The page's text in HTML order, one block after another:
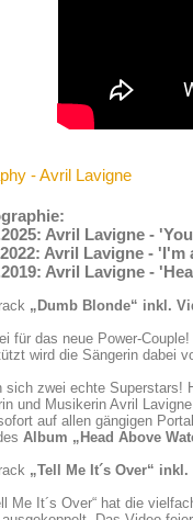
- Avril Lavigne
Avril Lavigne -
Avril Lavigne -
Avril Lavigne -
„Dumb Blonde“ inkl.
für das neue Power-
wird die Sängerin dabei
sich zwei echte Superstars!
und Musikerin Avril
auf allen gängigen
Album „Head Above
„Tell Me It´s Over“
Me It´s Over“ hat die